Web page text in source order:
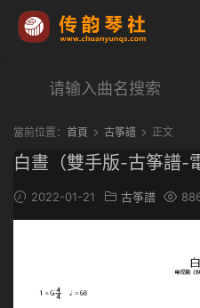
當前位置： 首頁 古筝譜 正文
白晝（雙手版-古筝譜-
2022-01-21 古筝譜